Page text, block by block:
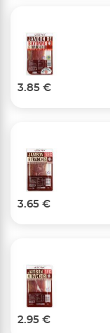
3.85 €
3.65 €
2.95 €